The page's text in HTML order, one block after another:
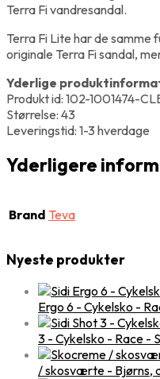
Terra Fi vandresandal.
Terra Fi Lite har de samme
originale Terra Fi sandal,
Yderlige
Produkt id: 102-1001474-
Størrelse: 43
Leveringstid: 1-3 hverdage
Yderligere
Brand Teva
Nyeste produkter
Ergo 6 - Cykelsko -
3 - Cykelsko - Race -
/ skosværte - Bjørns,